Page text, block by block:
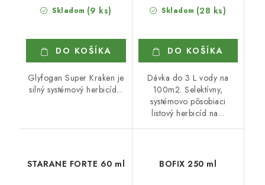
Skladom (9 ks)
DO KOŠÍKA
Glyfogan Super Kraken je
silný systémový herbicíd...
Skladom (28 ks)
DO KOŠÍKA
Dávka do 3 L vody na
100m2. Selektívny,
systémovo pôsobiaci
listový herbicíd na...
STARANE FORTE 60 ml BOFIX 250 ml